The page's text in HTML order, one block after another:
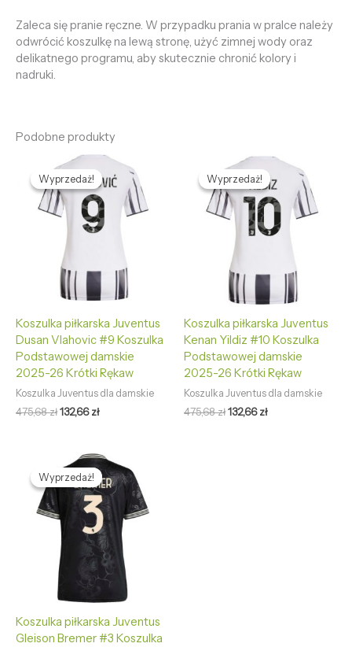
Zaleca się pranie ręczne. W przypadku prania w pralce należy
odwrócić koszulkę na lewą stronę, użyć zimnej wody oraz
delikatnego programu, aby skutecznie chronić kolory i
nadruki.
Podobne produkty
Wyprzedaż!
Wyprzedaż!
Koszulka piłkarska Juventus
Dusan Vlahovic #9 Koszulka
Podstawowej damskie
2025-26 Krótki Rękaw
Koszulka Juventus dla damskie
475,68zł
Pierwotna
cena
wynosiła:
475,68 zł.
132,66zł
Aktualna
cena
wynosi:
132,66 zł.
Wyprzedaż!
Wyprzedaż!
Koszulka piłkarska Juventus
Kenan Yildiz #10 Koszulka
Podstawowej damskie
2025-26 Krótki Rękaw
Koszulka Juventus dla damskie
475,68zł
Pierwotna
cena
wynosiła:
475,68 zł.
132,66zł
Aktualna
cena
wynosi:
132,66 zł.
Wyprzedaż!
Wyprzedaż!
Koszulka piłkarska Juventus
Gleison Bremer #3 Koszulka
Pierwotna
cena
wynosiła:
475,68 zł.
Aktualna
cena
wynosi:
132,66 zł.